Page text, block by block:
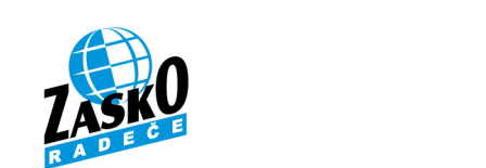
content